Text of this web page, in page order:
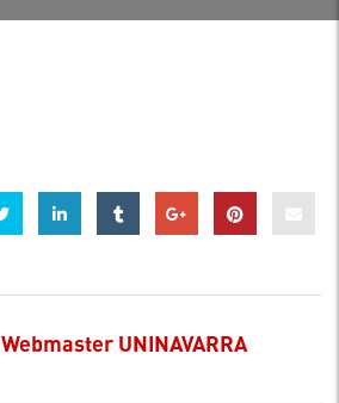
Webmaster UNINAVARRA